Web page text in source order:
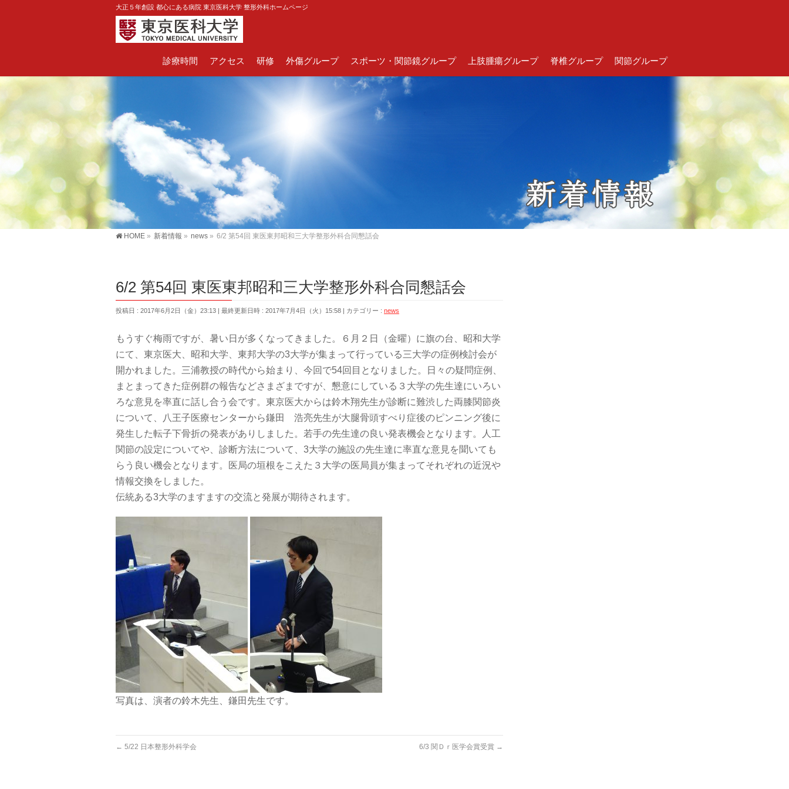
大正５年創設 都心にある病院 東京医科大学 整形外科ホームページ
診療時間 アクセス 研修 外傷グループ スポーツ・関節鏡グループ 上肢腫瘍グループ 脊椎グループ 関節グループ
HOME » 新着情報 » news » 6/2 第54回 東医東邦昭和三大学整形外科合同懇話会
6/2 第54回 東医東邦昭和三大学整形外科合同懇話会
投稿日 : 2017年6月2日（金）23:13 最終更新日時 : 2017年7月4日（火）15:58 カテゴリー : news
もうすぐ梅雨ですが、暑い日が多くなってきました。６月２日（金曜）に旗の台、昭和大学
にて、東京医大、昭和大学、東邦大学の3大学が集まって行っている三大学の症例検討会が
開かれました。三浦教授の時代から始まり、今回で54回目となりました。日々の疑問症例、
まとまってきた症例群の報告などさまざまですが、懇意にしている３大学の先生達にいろい
ろな意見を率直に話し合う会です。東京医大からは鈴木翔先生が診断に難渋した両膝関節炎
について、八王子医療センターから鎌田 浩亮先生が大腿骨頭すべり症後のピンニング後に
発生した転子下骨折の発表がありしました。若手の先生達の良い発表機会となります。人工
関節の設定についてや、診断方法について、3大学の施設の先生達に率直な意見を聞いても
らう良い機会となります。医局の垣根をこえた３大学の医局員が集まってそれぞれの近況や
情報交換をしました。
伝統ある3大学のますますの交流と発展が期待されます。
写真は、演者の鈴木先生、鎌田先生です。
← 5/22 日本整形外科学会 6/3 関Ｄｒ医学会賞受賞 →